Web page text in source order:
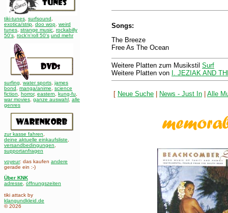
tiki-tunes surfsound
exotica/strip doo wop weird
tunes strange music rockabilly
50's rock'n'roll 50's und mehr
surfing water sports james
bond
manga/anime
science
fiction
horror, eastern kung-fu
war movies ganze auswahl alle
genres
zur kasse fahren
deine aktuelle einkaufsliste
versandbedingungen
supportanfragen
voyeur: das kaufen andere
gerade ein :-)
Über KNK
adresse
öffnungszeiten
tiki attack by
klangundkleid.de
© 2026
Songs:
The Breeze
Free As The Ocean
Weitere Platten zum Musikstil Surf
Weitere Platten von I. JEZIAK AND
[ Neue Suche News - Just In Alle